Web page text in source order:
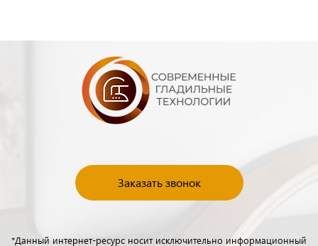
Заказать звонок
*Данный интернет-ресурс носит исключительно информационный